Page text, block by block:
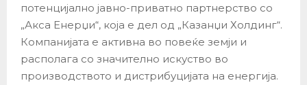
потенцијално јавно-приватно партнерство со
„Акса Енерџи“, која е дел од „Казанџи Холдинг“.
Компанијата е активна во повеќе земји и
располага со значително искуство во
производството и дистрибуцијата на енергија.